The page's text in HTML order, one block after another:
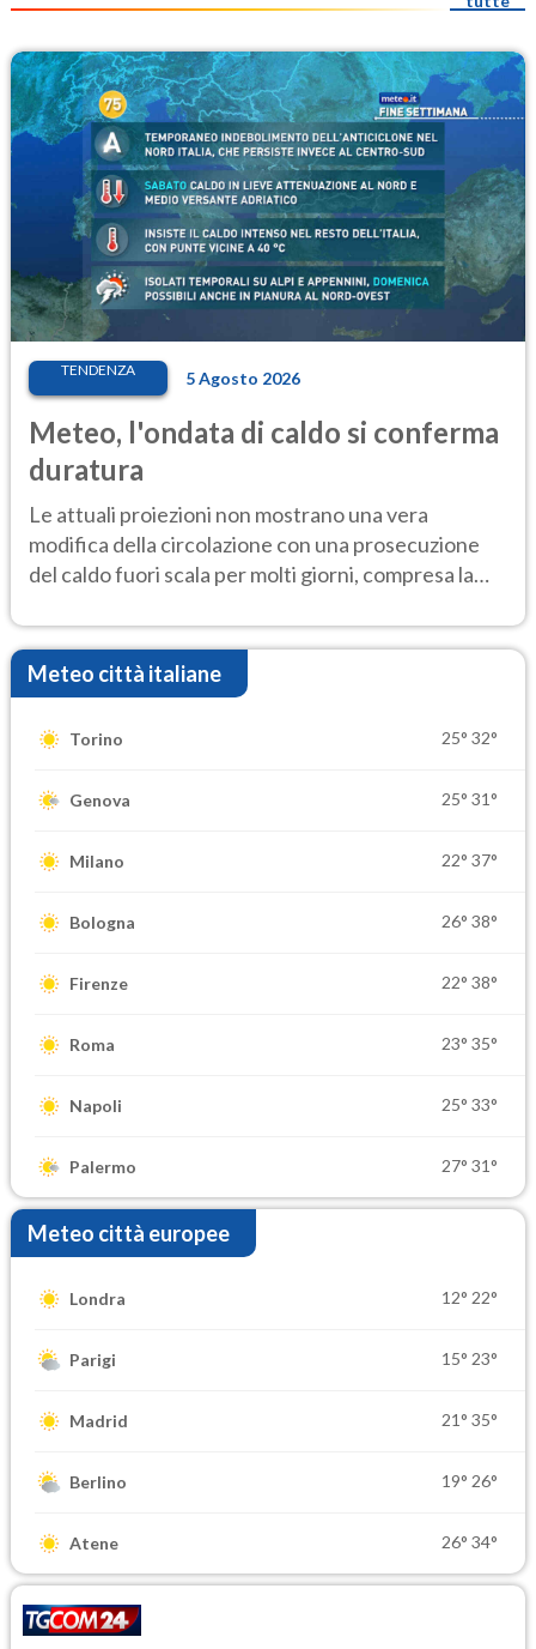
TENDENZA 5 Agosto 2026
Meteo, l'ondata di caldo si conferma
duratura
Le attuali proiezioni non mostrano una vera
modifica della circolazione con una prosecuzione
del caldo fuori scala per molti giorni, compresa la
Meteo città italiane
Torino 25° 32°
Genova 25° 31°
Milano 22° 37°
Bologna 26° 38°
Firenze 22° 38°
Roma 23° 35°
Napoli 25° 33°
Palermo 27° 31°
Meteo città europee
Londra 12° 22°
Parigi 15° 23°
Madrid 21° 35°
Berlino 19° 26°
Atene 26° 34°